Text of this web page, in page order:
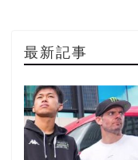
最新記事